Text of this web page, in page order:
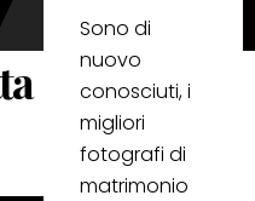
Sono di
nuovo
conosciuti, i
migliori
fotografi di
matrimonio